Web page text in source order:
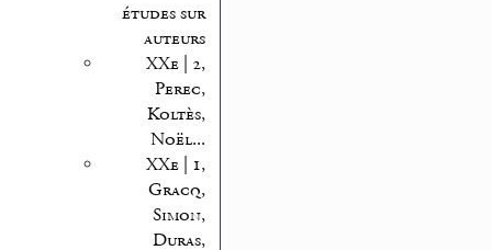
études sur
auteurs
XXe | 2,
Perec,
Koltès,
Noël...
XXe | 1,
Gracq,
Simon,
Duras,